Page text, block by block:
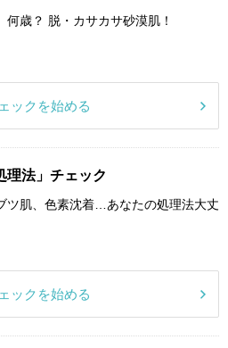
何歳？ 脱・カサカサ砂漠肌！
ックを始める
理法」チェック
ツ肌、色素沈着…あなたの処理法大丈
ックを始める